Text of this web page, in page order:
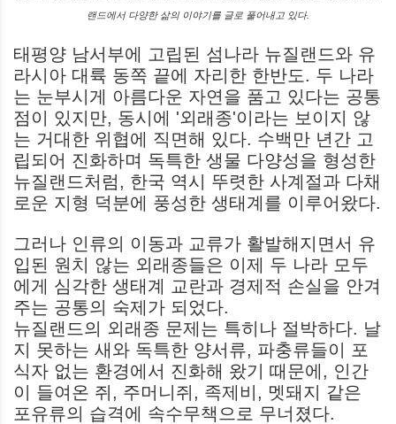
랜드에서 다양한 삶의 이야기를 글로 풀어내고 있다.
태평양 남서부에 고립된 섬나라 뉴질랜드와 유
라시아 대륙 동쪽 끝에 자리한 한반도. 두 나라
는 눈부시게 아름다운 자연을 품고 있다는 공통
점이 있지만, 동시에 '외래종'이라는 보이지 않
는 거대한 위협에 직면해 있다. 수백만 년간 고
립되어 진화하며 독특한 생물 다양성을 형성한
뉴질랜드처럼, 한국 역시 뚜렷한 사계절과 다채
로운 지형 덕분에 풍성한 생태계를 이루어왔다.
그러나 인류의 이동과 교류가 활발해지면서 유
입된 원치 않는 외래종들은 이제 두 나라 모두
에게 심각한 생태계 교란과 경제적 손실을 안겨
주는 공통의 숙제가 되었다.
뉴질랜드의 외래종 문제는 특히나 절박하다. 날
지 못하는 새와 독특한 양서류, 파충류들이 포
식자 없는 환경에서 진화해 왔기 때문에, 인간
이 들여온 쥐, 주머니쥐, 족제비, 멧돼지 같은
포유류의 습격에 속수무책으로 무너졌다.